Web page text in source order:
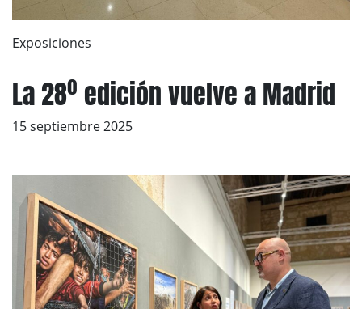
Exposiciones
La 28º edición vuelve a Madrid
15 septiembre 2025